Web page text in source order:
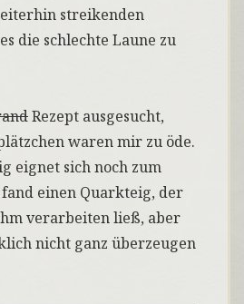
streikenden
die schlechte Laune zu
Rezept ausgesucht,
waren mir zu öde.
eignet sich noch zum
einen Quarkteig, der
verarbeiten ließ, aber
nicht ganz überzeugen